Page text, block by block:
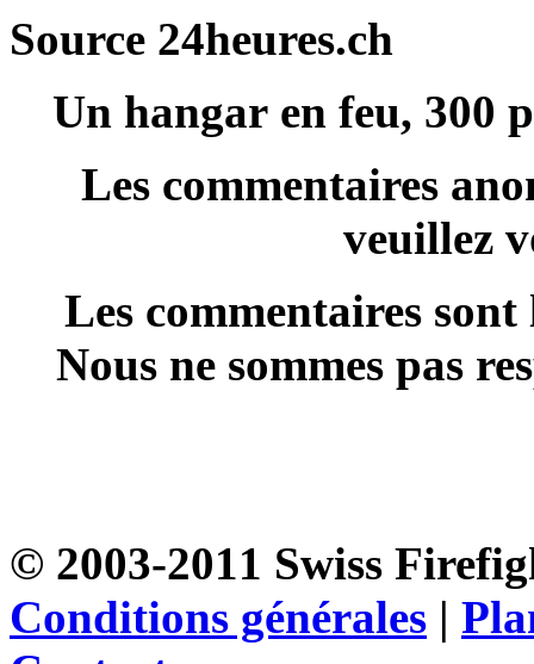
Source 24heures.ch
Un hangar en feu, 300
Les commentaires
veuillez
Les commentaires
Nous ne sommes pas
© 2003-2011 Swiss
Conditions générales |